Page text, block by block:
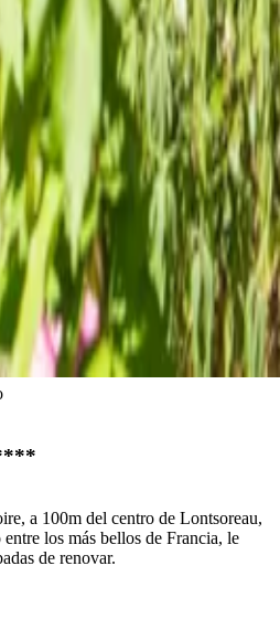
a 100m del centro de Lontsoreau,
los más bellos de Francia, le
de renovar.